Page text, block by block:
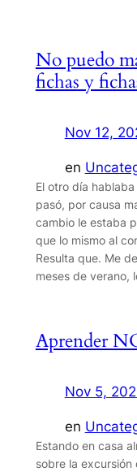
No puedo
fichas y
Nov 12,
en
El otro día
pasó, por causa
cambio le estaba
que lo mismo al
Resulta que. Me
meses de verano,
Aprender
Nov 5,
en
Estando en casa
sobre la excursión